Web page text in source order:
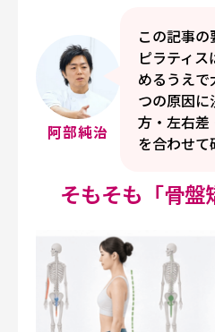
阿部純治
この記事
ピラティ
めるうえで
つの原因に
方・左右差
を合わせて
そもそも「骨